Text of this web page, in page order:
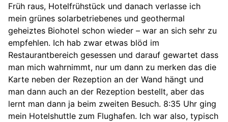
Früh raus, Hotelfrühstück und danach verlasse ich
mein grünes solarbetriebenes und geothermal
geheiztes Biohotel schon wieder – war an sich sehr zu
empfehlen. Ich hab zwar etwas blöd im
Restaurantbereich gesessen und darauf gewartet dass
man mich wahrnimmt, nur um dann zu merken das die
Karte neben der Rezeption an der Wand hängt und
man dann auch an der Rezeption bestellt, aber das
lernt man dann ja beim zweiten Besuch. 8:35 Uhr ging
mein Hotelshuttle zum Flughafen. Ich war also, typisch